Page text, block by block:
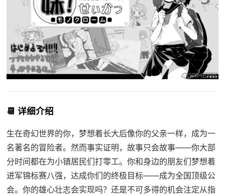
📆 详细介绍
生在奇幻世界的你，梦想着长大后像你的父亲一样，成为一
名著名的冒险者。然而事实证明，故事只会故事——你大部
分时间都在为小镇居民们打零工。你和身边的朋友们梦想着
进军锦标赛八强，达成你们的终极目标——成为全国顶级公
会。你的雄心壮志会实现吗？还是不可多得的机会注定从指